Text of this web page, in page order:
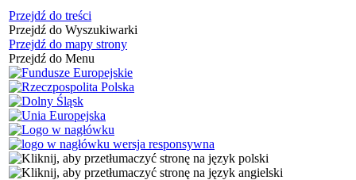
Przejdź do treści
Przejdź do Wyszukiwarki
Przejdź do mapy strony
Przejdź do Menu